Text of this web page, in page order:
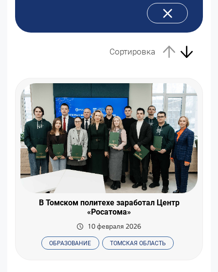
Сортировка
В Томском политехе заработал Центр
«Росатома»
10 февраля 2026
ОБРАЗОВАНИЕ ТОМСКАЯ ОБЛАСТЬ